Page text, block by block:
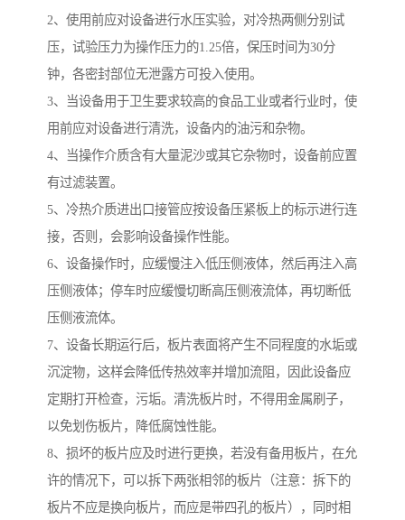
2、使用前应对设备进行水压实验，对冷热两侧分别试
压，试验压力为操作压力的1.25倍，保压时间为30分
钟，各密封部位无泄露方可投入使用。
3、当设备用于卫生要求较高的食品工业或者行业时，使
用前应对设备进行清洗，设备内的油污和杂物。
4、当操作介质含有大量泥沙或其它杂物时，设备前应置
有过滤装置。
5、冷热介质进出口接管应按设备压紧板上的标示进行连
接，否则，会影响设备操作性能。
6、设备操作时，应缓慢注入低压侧液体，然后再注入高
压侧液体；停车时应缓慢切断高压侧液流体，再切断低
压侧液流体。
7、设备长期运行后，板片表面将产生不同程度的水垢或
沉淀物，这样会降低传热效率并增加流阻，因此设备应
定期打开检查，污垢。清洗板片时，不得用金属刷子，
以免划伤板片，降低腐蚀性能。
8、损坏的板片应及时进行更换，若没有备用板片，在允
许的情况下，可以拆下两张相邻的板片（注意：拆下的
板片不应是换向板片，而应是带四孔的板片），同时相